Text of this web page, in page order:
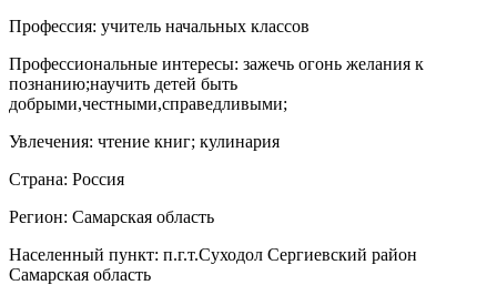
Профессия: учитель начальных классов
Профессиональные интересы: зажечь огонь желания к
познанию;научить детей быть
добрыми,честными,справедливыми;
Увлечения: чтение книг; кулинария
Страна: Россия
Регион: Самарская область
Населенный пункт: п.г.т.Суходол Сергиевский район
Самарская область